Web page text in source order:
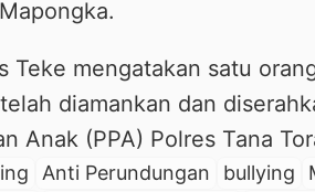
Teke mengatakan satu
diamankan dan
Anak (PPA) Polres Tana
Anti Perundungan bullying